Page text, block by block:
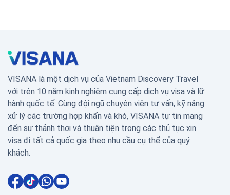
VISANA là một dịch vụ của Vietnam Discovery Travel
với trên 10 năm kinh nghiệm cung cấp dịch vụ visa và lữ
hành quốc tế. Cùng đội ngũ chuyên viên tư vấn, kỹ năng
xử lý các trường hợp khẩn và khó, VISANA tự tin mang
đến sự thảnh thơi và thuận tiện trong các thủ tục xin
visa đi tất cả quốc gia theo nhu cầu cụ thể của quý
khách.